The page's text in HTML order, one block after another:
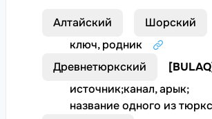
Алтайский Шорский
ключ, родник
Древнетюркский
[BULAQ
источник;канал, арык;
название одного из